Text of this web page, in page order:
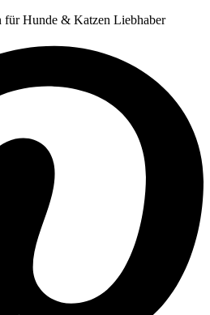
für Hunde & Katzen Liebhaber